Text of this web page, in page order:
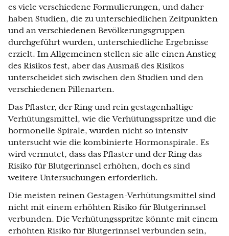
es viele verschiedene Formulierungen, und daher
haben Studien, die zu unterschiedlichen Zeitpunkten
und an verschiedenen Bevölkerungsgruppen
durchgeführt wurden, unterschiedliche Ergebnisse
erzielt. Im Allgemeinen stellen sie alle einen Anstieg
des Risikos fest, aber das Ausmaß des Risikos
unterscheidet sich zwischen den Studien und den
verschiedenen Pillenarten.
Das Pflaster, der Ring und rein gestagenhaltige
Verhütungsmittel, wie die Verhütungsspritze und die
hormonelle Spirale, wurden nicht so intensiv
untersucht wie die kombinierte Hormonspirale. Es
wird vermutet, dass das Pflaster und der Ring das
Risiko für Blutgerinnsel erhöhen, doch es sind
weitere Untersuchungen erforderlich.
Die meisten reinen Gestagen-Verhütungsmittel sind
nicht mit einem erhöhten Risiko für Blutgerinnsel
verbunden. Die Verhütungsspritze könnte mit einem
erhöhten Risiko für Blutgerinnsel verbunden sein,